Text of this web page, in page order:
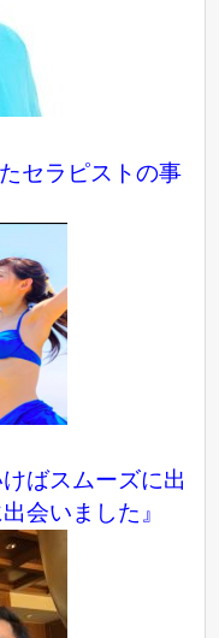
セラピストの事
ばスムーズに出
会いました』